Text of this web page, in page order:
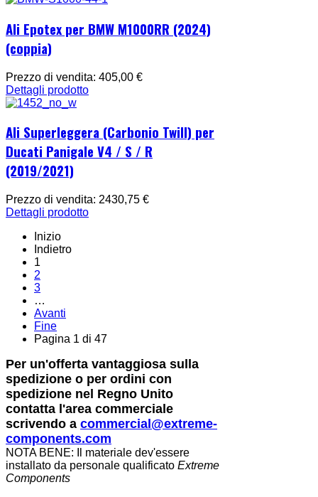
Ali Epotex per BMW M1000RR (2024)
(coppia)
Prezzo di vendita: 405,00 €
Dettagli prodotto
Ali Superleggera (Carbonio Twill) per
Ducati Panigale V4 / S / R
(2019/2021)
Prezzo di vendita: 2430,75 €
Dettagli prodotto
Inizio
Indietro
1
2
3
…
Avanti
Fine
Pagina 1 di 47
Per un'offerta vantaggiosa sulla
spedizione o per ordini con
spedizione nel Regno Unito
contatta l'area commerciale
scrivendo a commercial@extreme-
components.com
NOTA BENE: Il materiale dev'essere
installato da personale qualificato Extreme
Components